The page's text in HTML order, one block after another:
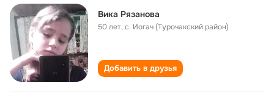
Вика Рязанова
50 лет,с. Иогач (Турочакский район)
Добавить в друзья